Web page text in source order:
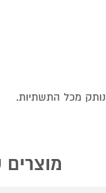
מכל התשתיות.
מוצרים